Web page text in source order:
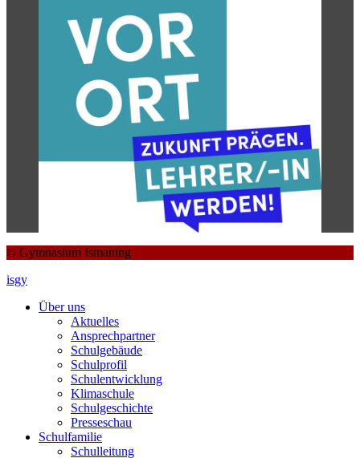
© Gymnasium Ismaning
isgy
Über uns
Aktuelles
Ansprechpartner
Schulgebäude
Schulprofil
Schulentwicklung
Klimaschule
Schulgeschichte
Presseschau
Schulfamilie
Schulleitung